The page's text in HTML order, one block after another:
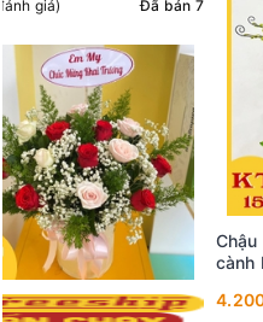
Hoa khai trương KT10
1.300.000₫